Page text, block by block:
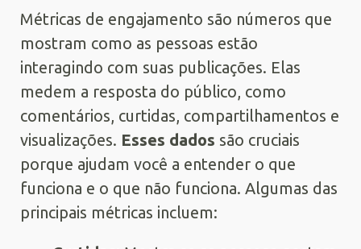
Métricas de engajamento são números que
mostram como as pessoas estão
interagindo com suas publicações. Elas
medem a resposta do público, como
comentários, curtidas, compartilhamentos e
visualizações. Esses dados são cruciais
porque ajudam você a entender o que
funciona e o que não funciona. Algumas das
principais métricas incluem: